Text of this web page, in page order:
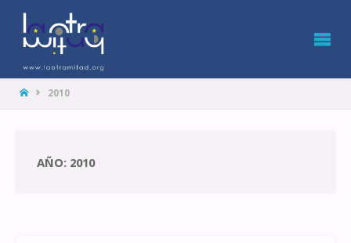
HOME2010
AÑO: 2010